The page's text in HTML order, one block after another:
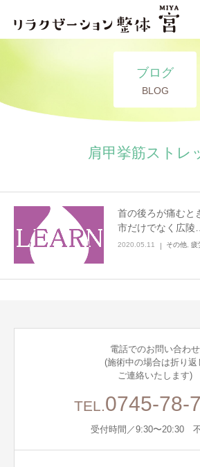
ブログ
BLOG
肩甲挙筋ストレ
首の後ろが痛むと
市だけでなく広陵…
2020.05.11 その他 疲
電話でのお問い合わせ
(施術中の場合は折り返
ご連絡いたします)
TEL.0745-78-
受付時間／9:30〜20:30
お問い合わせ